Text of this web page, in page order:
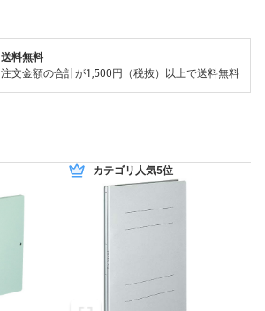
送料無料
注文金額の合計が1,500円（税抜）以上で送料無料
カテゴリ人気5位